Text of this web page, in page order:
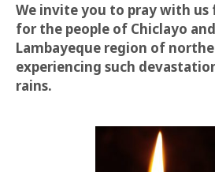
We invite you to pray with us
for the people of Chiclayo
Lambayeque region of
experiencing such
rains.